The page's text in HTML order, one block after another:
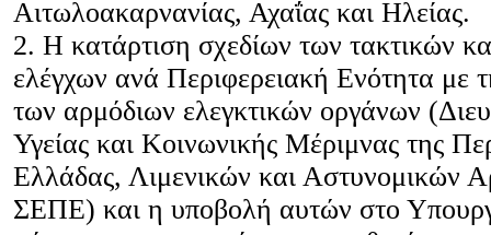
Αιτωλοακαρνανίας, Αχαΐας και Ηλείας.
2. Η κατάρτιση σχεδίων των τακτικών
ελέγχων ανά Περιφερειακή Ενότητα με
των αρμόδιων ελεγκτικών οργάνων
Υγείας και Κοινωνικής Μέριμνας της
Ελλάδας, Λιμενικών και Αστυνομικών
ΣΕΠΕ) και η υποβολή αυτών στο